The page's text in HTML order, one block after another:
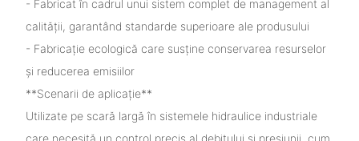
- Fabricat în cadrul unui sistem complet de management al
calității, garantând standarde superioare ale produsului
- Fabricație ecologică care susține conservarea resurselor
și reducerea emisiilor
**Scenarii de aplicație**
Utilizate pe scară largă în sistemele hidraulice industriale
care necesită un control precis al debitului și presiunii, cum